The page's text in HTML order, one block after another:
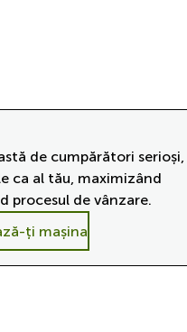
de cumpărători
ca al tău, maximizând
procesul de vânzare.
ți mașina